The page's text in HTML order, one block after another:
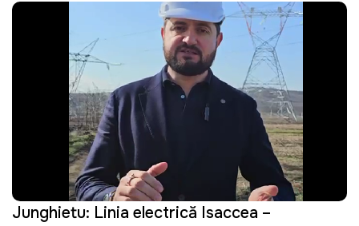
Junghietu: Linia electrică Isaccea –